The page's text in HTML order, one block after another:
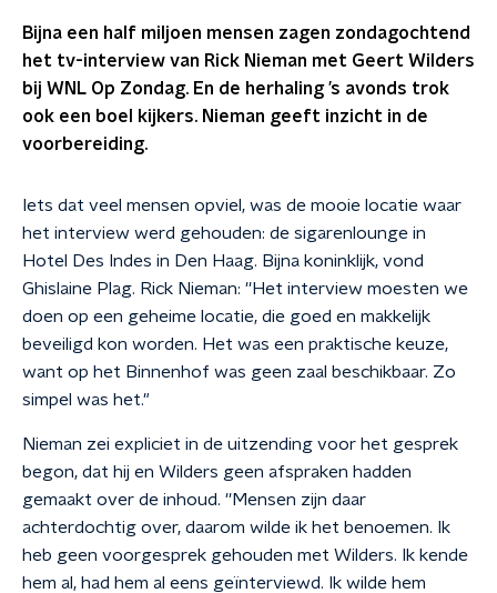
Bijna een half miljoen mensen zagen zondagochtend
het tv-interview van Rick Nieman met Geert Wilders
bij WNL Op Zondag. En de herhaling ’s avonds trok
ook een boel kijkers. Nieman geeft inzicht in de
voorbereiding.
Iets dat veel mensen opviel, was de mooie locatie waar
het interview werd gehouden: de sigarenlounge in
Hotel Des Indes in Den Haag. Bijna koninklijk, vond
Ghislaine Plag. Rick Nieman: ''Het interview moesten we
doen op een geheime locatie, die goed en makkelijk
beveiligd kon worden. Het was een praktische keuze,
want op het Binnenhof was geen zaal beschikbaar. Zo
simpel was het."
Nieman zei expliciet in de uitzending voor het gesprek
begon, dat hij en Wilders geen afspraken hadden
gemaakt over de inhoud. ''Mensen zijn daar
achterdochtig over, daarom wilde ik het benoemen. Ik
heb geen voorgesprek gehouden met Wilders. Ik kende
hem al, had hem al eens geïnterviewd. Ik wilde hem